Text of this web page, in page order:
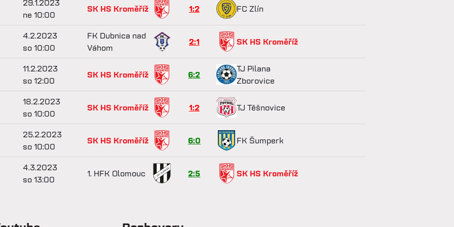
29.1.2023
ne 10:00
SK HS Kroměříž 1:2 FC Zlín
4.2.2023
so 10:00
FK Dubnica nad
Váhom
2:1 SK HS Kroměříž
11.2.2023
so 12:00
SK HS Kroměříž 6:2
TJ Pilana
Zborovice
18.2.2023
so 10:00
SK HS Kroměříž 1:2 TJ Těšnovice
25.2.2023
so 10:00
SK HS Kroměříž 6:0 FK Šumperk
4.3.2023
so 13:00
1. HFK Olomouc 2:5 SK HS Kroměříž